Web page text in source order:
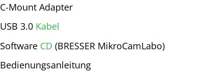
C-Mount Adapter
USB 3.0 Kabel
Software CD (BRESSER MikroCamLabo)
Bedienungsanleitung